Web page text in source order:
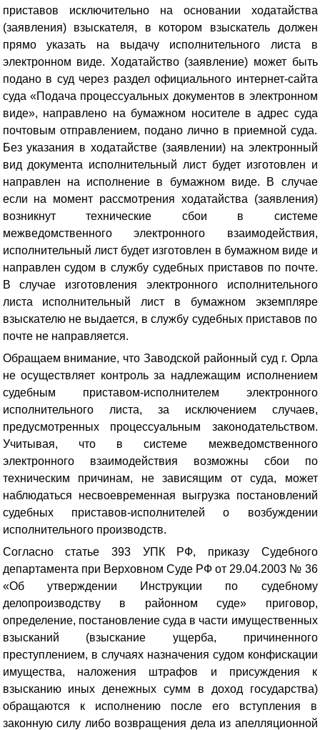
приставов исключительно на основании ходатайства
(заявления) взыскателя, в котором взыскатель должен
прямо указать на выдачу исполнительного листа в
электронном виде. Ходатайство (заявление) может быть
подано в суд через раздел официального интернет-сайта
суда «Подача процессуальных документов в электронном
виде», направлено на бумажном носителе в адрес суда
почтовым отправлением, подано лично в приемной суда.
Без указания в ходатайстве (заявлении) на электронный
вид документа исполнительный лист будет изготовлен и
направлен на исполнение в бумажном виде. В случае
если на момент рассмотрения ходатайства (заявления)
возникнут технические сбои в системе
межведомственного электронного взаимодействия,
исполнительный лист будет изготовлен в бумажном виде и
направлен судом в службу судебных приставов по почте.
В случае изготовления электронного исполнительного
листа исполнительный лист в бумажном экземпляре
взыскателю не выдается, в службу судебных приставов по
почте не направляется.
Обращаем внимание, что Заводской районный суд г. Орла
не осуществляет контроль за надлежащим исполнением
судебным приставом-исполнителем электронного
исполнительного листа, за исключением случаев,
предусмотренных процессуальным законодательством.
Учитывая, что в системе межведомственного
электронного взаимодействия возможны сбои по
техническим причинам, не зависящим от суда, может
наблюдаться несвоевременная выгрузка постановлений
судебных приставов-исполнителей о возбуждении
исполнительного производств.
Согласно статье 393 УПК РФ, приказу Судебного
департамента при Верховном Суде РФ от 29.04.2003 № 36
«Об утверждении Инструкции по судебному
делопроизводству в районном суде» приговор,
определение, постановление суда в части имущественных
взысканий (взыскание ущерба, причиненного
преступлением, в случаях назначения судом конфискации
имущества, наложения штрафов и присуждения к
взысканию иных денежных сумм в доход государства)
обращаются к исполнению после его вступления в
законную силу либо возвращения дела из апелляционной